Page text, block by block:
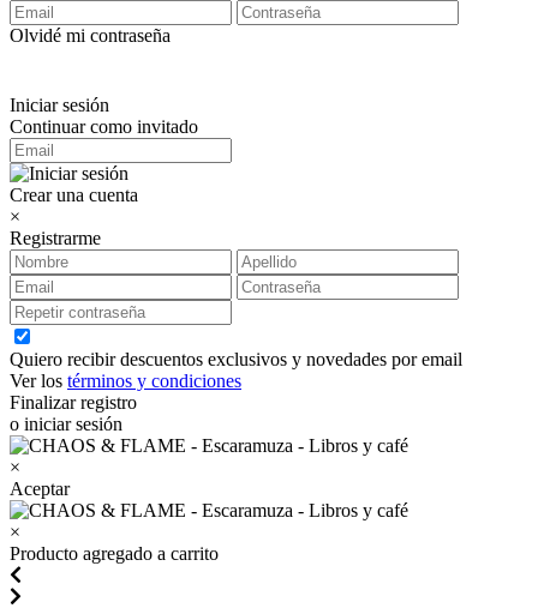
Olvidé mi contraseña
Iniciar sesión
Continuar como invitado
Crear una cuenta
×
Registrarme
Quiero recibir descuentos exclusivos y novedades por email
Ver los términos y condiciones
Finalizar registro
o iniciar sesión
×
Aceptar
×
Producto agregado a carrito